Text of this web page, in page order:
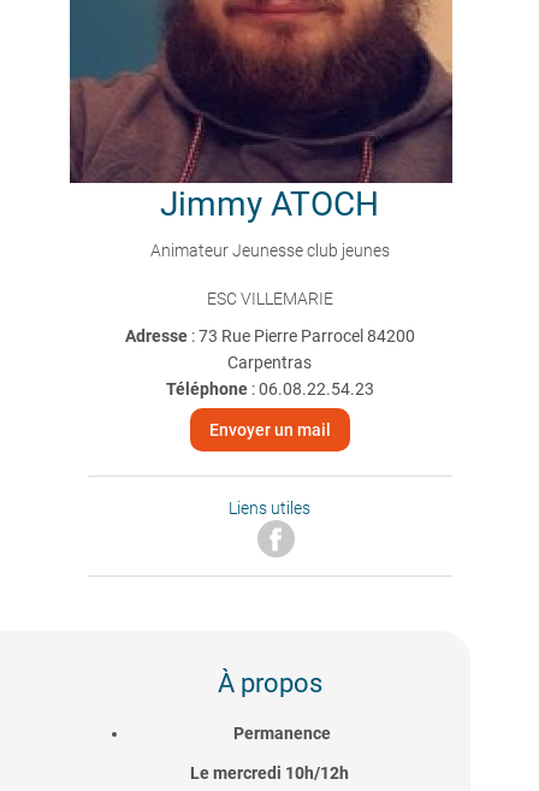
Jimmy ATOCH
Animateur Jeunesse club jeunes
ESC VILLEMARIE
Adresse : 73 Rue Pierre Parrocel 84200
Carpentras
Téléphone:06.08.22.54.23
Envoyer un mail
Liens utiles
À propos
Permanence
Le mercredi 10h/12h